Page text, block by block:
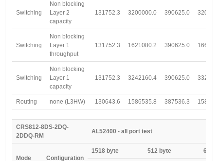
Switching
Non blocking
Layer 2
capacity
131752.3 3200000.0 390625.0
Switching
Non blocking
Layer 1
throughput
131752.3 1621080.2 390625.0
Switching
Non blocking
Layer 1
capacity
131752.3 3242160.4 390625.0
Routing none (L3HW) 130643.6 1586535.8 387536.3
CRS812-8DS-2DQ-
2DDQ-RM
AL52400 - all port test
Mode Configuration
1518 byte 512 byte 64